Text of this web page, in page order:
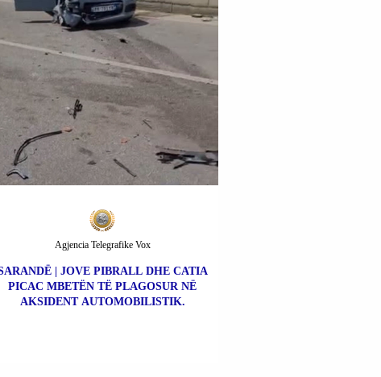
| JOVE PIBRALL DHE CATIA
PICAC MBETËN TË PLAGOSUR NË
AKSIDENT AUTOMOBILISTIK.
Agjencia Telegrafike Vox